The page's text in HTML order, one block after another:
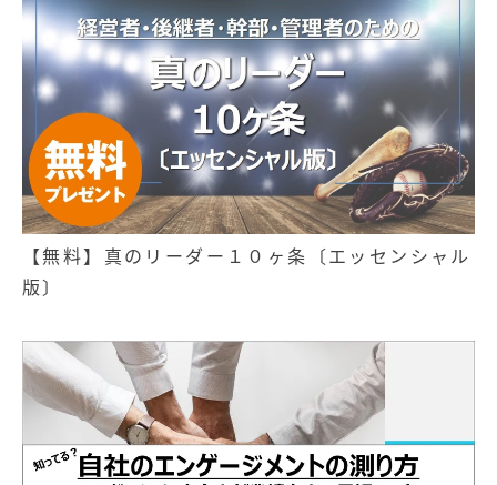
【無料】真のリーダー１０ヶ条〔エッセンシャル
版〕